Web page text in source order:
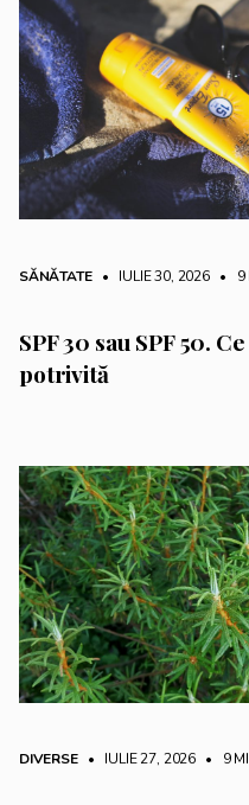
SĂNĂTATE • IULIE 30, 2026 • 9
SPF 30 sau SPF 50.
potrivită
DIVERSE • IULIE 27, 2026 • 9